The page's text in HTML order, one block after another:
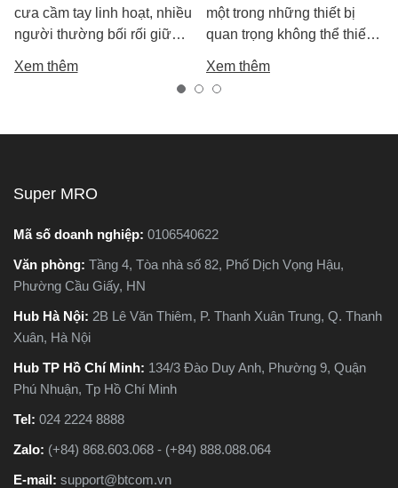
tay linh hoạt, nhiều
bối rối giữa
lọng. Cả hai
hoạt động và ứng
tế. Vậy máy cưa
thế nào? Loại nào
với công việc
hơn? Hãy cùng
tìm hiểu chi tiết
một trong những thiết bị
quan trọng không thể thiếu
nhiên, trên thị trường hiện
nay có hai dòng phổ biến là
giúp bạn hiểu rõ sự khác
điểm và tư vấn chọn lựa
loại máy phù hợp nhất với
nhu cầu sử dụng thực tế.
nhanh
khoan
Super MRO
Mã số doanh nghiệp: 0106540622
Văn phòng: Tầng 4, Tòa nhà số 82, Phố Dịch Vọng Hậu,
Phường Cầu Giấy, HN
Hub Hà Nội: 2B Lê Văn Thiêm, P. Thanh Xuân Trung, Q. Thanh
Xuân, Hà Nội
Hub TP Hồ Chí Minh: 134/3 Đào Duy Anh, Phường 9, Quận
Phú Nhuận, Tp Hồ Chí Minh
Tel: 024 2224 8888
Zalo: (+84) 868.603.068 - (+84) 888.088.064
E-mail: support@btcom.vn